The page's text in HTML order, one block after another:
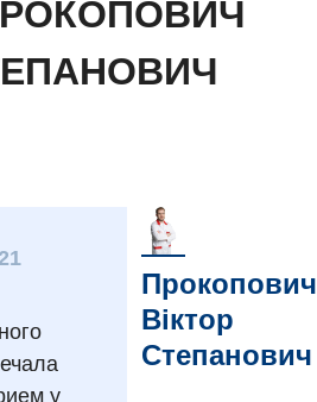
у
Прокопович
Віктор
Степанович